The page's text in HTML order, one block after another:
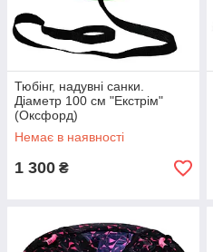
Довжина мангалу
які можна буде
3.
Пропонуємо вашій увазі сітки
а також активісти і інші
Тюбінг, надувні санки.
Діаметр 100 см "Екстрім"
(Оксфорд)
Немає в наявності
1 300 ₴